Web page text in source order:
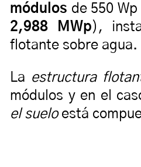
módulos de 550
2,988 MWp),
flotante sobre agua.
La estructura
módulos y en el
el sueloestá